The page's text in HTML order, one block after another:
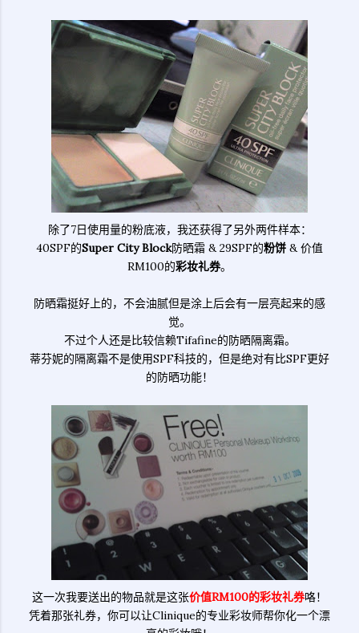
除了7日使用量的粉底液，我还获得了另外两件样本：
40SPF的Super City Block防晒霜 & 29SPF的粉饼 & 价值
RM100的彩妆礼券。
防晒霜挺好上的，不会油腻但是涂上后会有一层亮起来的感
觉。
不过个人还是比较信赖Tifafine的防晒隔离霜。
蒂芬妮的隔离霜不是使用SPF科技的，但是绝对有比SPF更好
的防晒功能！
这一次我要送出的物品就是这张价值RM100的彩妆礼券咯！
凭着那张礼券，你可以让Clinique的专业彩妆师帮你化一个漂